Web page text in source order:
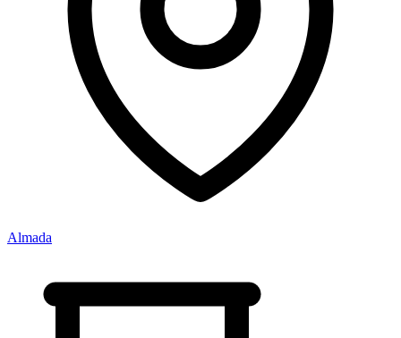
Almada